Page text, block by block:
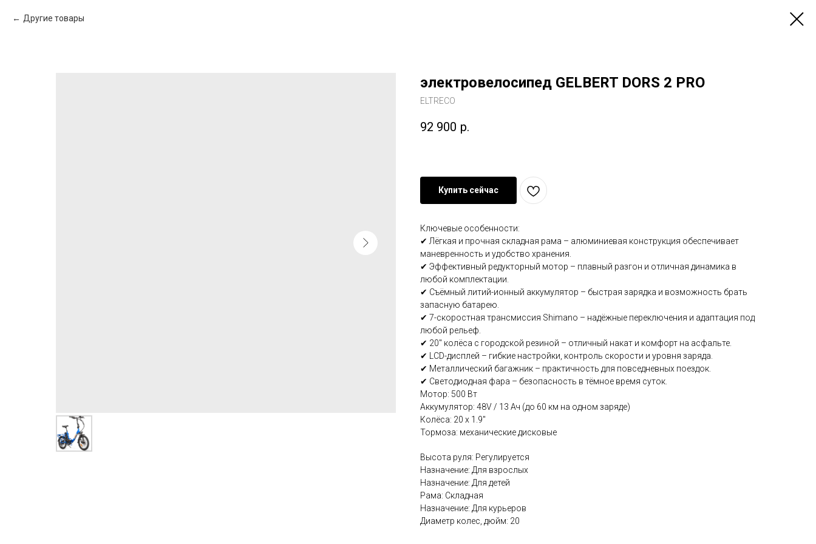
Другие товары
электровелосипед GELBERT DORS 2 PRO
ELTRECO
92 900 р.
Купить сейчас
Ключевые особенности:
✔ Лёгкая и прочная складная рама – алюминиевая конструкция обеспечивает
маневренность и удобство хранения.
✔ Эффективный редукторный мотор – плавный разгон и отличная динамика в
любой комплектации.
✔ Съёмный литий-ионный аккумулятор – быстрая зарядка и возможность брать
запасную батарею.
✔ 7-скоростная трансмиссия Shimano – надёжные переключения и адаптация под
любой рельеф.
✔ 20" колёса с городской резиной – отличный накат и комфорт на асфальте.
✔ LCD-дисплей – гибкие настройки, контроль скорости и уровня заряда.
✔ Металлический багажник – практичность для повседневных поездок.
✔ Светодиодная фара – безопасность в тёмное время суток.
Мотор: 500 Вт
Аккумулятор: 48V / 13 Ач (до 60 км на одном заряде)
Колёса: 20 х 1.9"
Тормоза: механические дисковые
Высота руля: Регулируется
Назначение: Для взрослых
Назначение: Для детей
Рама: Складная
Назначение: Для курьеров
Диаметр колес, дюйм: 20